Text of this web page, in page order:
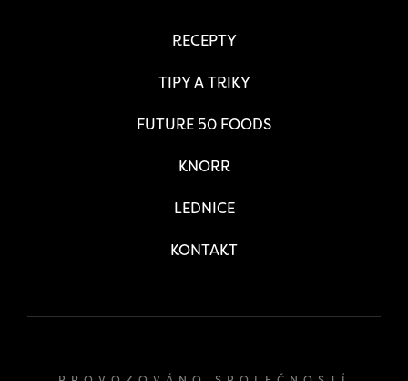
RECEPTY
TIPY A TRIKY
FUTURE 50 FOODS
KNORR
LEDNICE
KONTAKT